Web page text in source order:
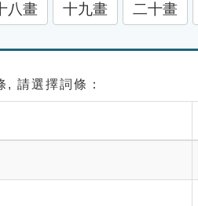
八畫 十九畫 二十畫
, 請選擇詞條：